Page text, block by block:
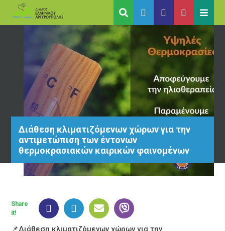
Διάθεση κλιματιζόμενων χώρων για την
αντιμετώπιση των έντονων
θερμοκρασιακών καιρικών φαινομένων
📌Διάθεση κλιματιζόμενων χώρων για την
Share
it!